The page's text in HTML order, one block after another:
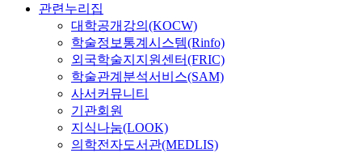
관련누리집
대학공개강의(KOCW)
학술정보통계시스템(Rinfo)
외국학술지지원센터(FRIC)
학술관계분석서비스(SAM)
사서커뮤니티
기관회원
지식나눔(LOOK)
의학전자도서관(MEDLIS)